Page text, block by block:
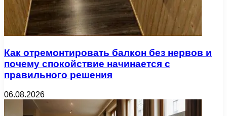
Как отремонтировать балкон без нервов и
почему спокойствие начинается с
правильного решения
06.08.2026